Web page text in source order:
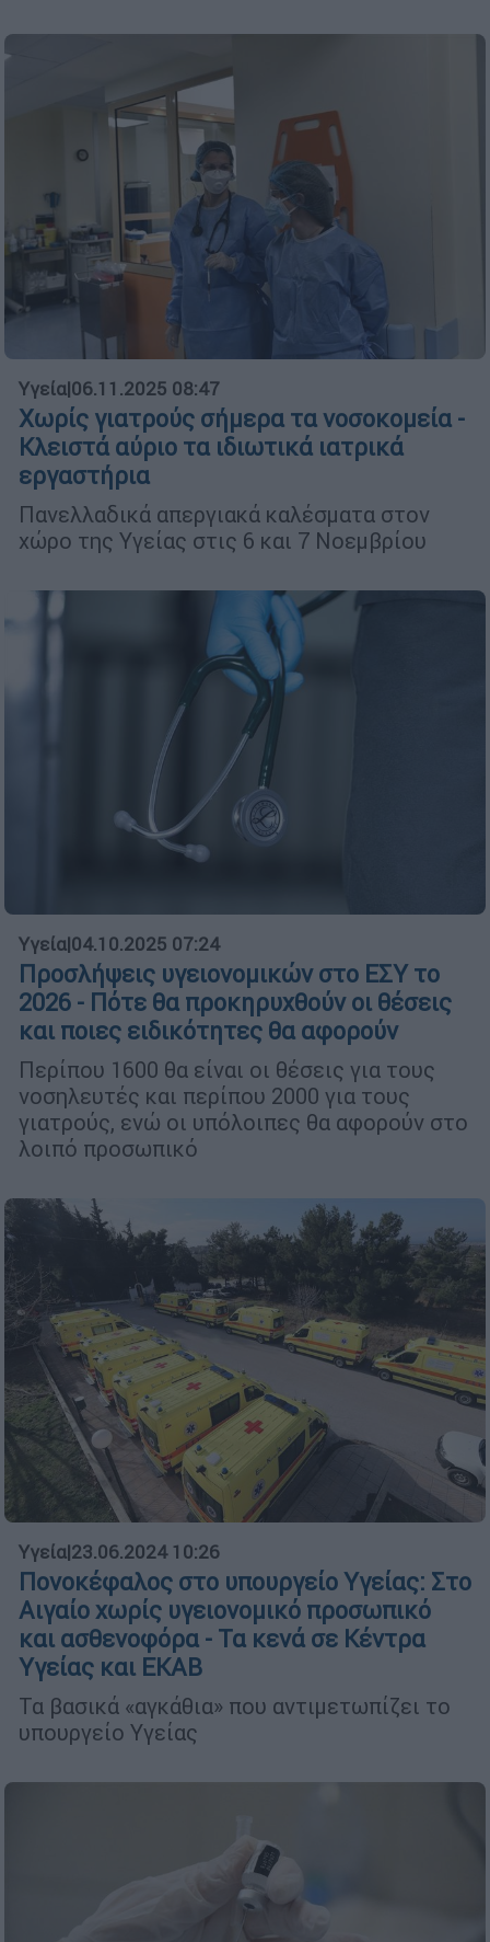
Υγεία|06.11.2025 08:47
Χωρίς γιατρούς σήμερα τα νοσοκομεία -
Κλειστά αύριο τα ιδιωτικά ιατρικά
εργαστήρια
Πανελλαδικά απεργιακά καλέσματα στον
χώρο της Υγείας στις 6 και 7 Νοεμβρίου
Υγεία|04.10.2025 07:24
Προσλήψεις υγειονομικών στο ΕΣΥ το
2026 - Πότε θα προκηρυχθούν οι θέσεις
και ποιες ειδικότητες θα αφορούν
Περίπου 1600 θα είναι οι θέσεις για τους
νοσηλευτές και περίπου 2000 για τους
γιατρούς, ενώ οι υπόλοιπες θα αφορούν στο
λοιπό προσωπικό
Υγεία|23.06.2024 10:26
Πονοκέφαλος στο υπουργείο Υγείας: Στο
Αιγαίο χωρίς υγειονομικό προσωπικό
και ασθενοφόρα - Τα κενά σε Κέντρα
Υγείας και ΕΚΑΒ
Τα βασικά «αγκάθια» που αντιμετωπίζει το
υπουργείο Υγείας